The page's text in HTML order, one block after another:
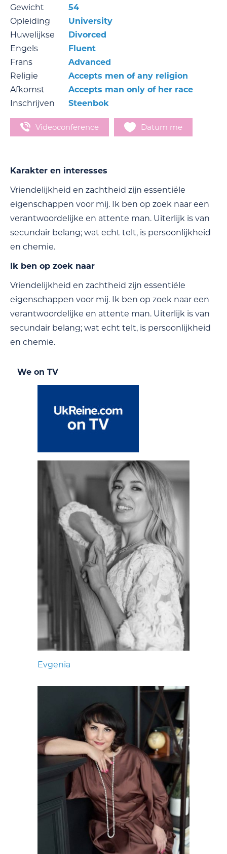
Gewicht
54
Opleiding
University
Huwelijkse
Divorced
Engels
Fluent
Frans
Advanced
Religie
Accepts men of any religion
Afkomst
Accepts man only of her race
Inschrijven
Steenbok
Videoconference Datum me
Karakter en interesses
Vriendelijkheid en zachtheid zijn essentiële
eigenschappen voor mij. Ik ben op zoek naar een
verantwoordelijke en attente man. Uiterlijk is van
secundair belang; wat echt telt, is persoonlijkheid
en chemie.
Ik ben op zoek naar
Vriendelijkheid en zachtheid zijn essentiële
eigenschappen voor mij. Ik ben op zoek naar een
verantwoordelijke en attente man. Uiterlijk is van
secundair belang; wat echt telt, is persoonlijkheid
en chemie.
We on TV
Evgenia